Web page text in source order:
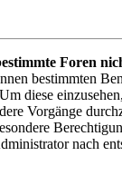
Foren
bestimmten
diese
Vorgänge
nach